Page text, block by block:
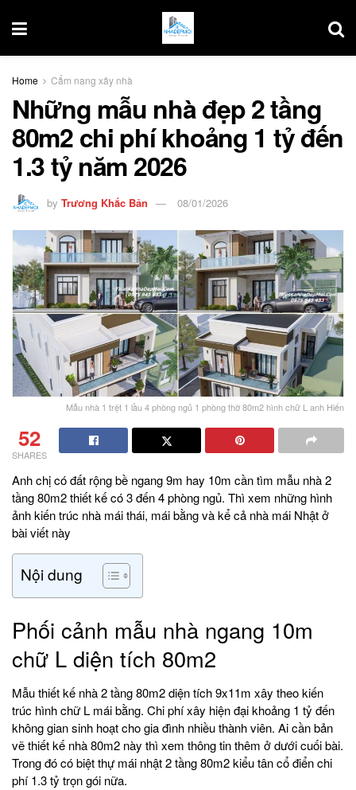
Home Cẩm nang xây nhà
Những mẫu nhà đẹp 2 tầng
80m2 chi phí khoảng 1 tỷ đến
1.3 tỷ năm 2026
by Trương Khắc Bản 08/01/2026
Mẫu nhà 1 trệt 1 lầu 4 phòng ngủ 1 phòng thờ 80m2 hình chữ L anh Hiến
52
SHARES
Anh chị có đất rộng bề ngang 9m hay 10m cần tìm mẫu nhà 2
tầng 80m2 thiết kế có 3 đến 4 phòng ngủ. Thì xem những hình
ảnh kiến trúc nhà mái thái, mái bằng và kể cả nhà mái Nhật ở
bài viết này
Nội dung
Phối cảnh mẫu nhà ngang 10m
chữ L diện tích 80m2
Mẫu thiết kế nhà 2 tầng 80m2 diện tích 9x11m xây theo kiến
trúc hình chữ L mái bằng. Chi phí xây hiện đại khoảng 1 tỷ đến
không gian sinh hoạt cho gia đình nhiều thành viên. Ai cần bản
vẽ thiết kế nhà 80m2 này thì xem thông tin thêm ở dưới cuối bài.
Trong đó có biệt thự mái nhật 2 tầng 80m2 kiểu tân cổ điển chi
phí 1.3 tỷ trọn gói nữa.